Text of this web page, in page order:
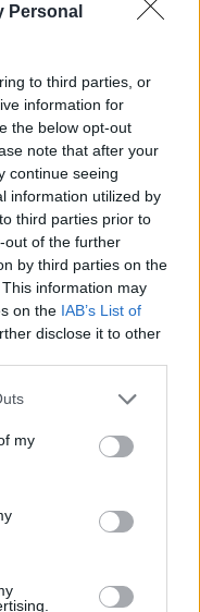
Personal
to third parties, or
information for
the below opt-out
note that after your
continue seeing
information utilized by
third parties prior to
out of the further
by third parties on the
information may
on the IAB’s List of
disclose it to other
my
plotë të skuadrës
for Spain|Esim